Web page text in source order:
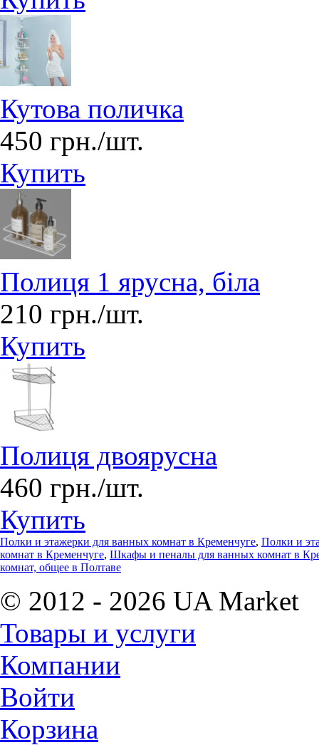
Кутова поличка
450 грн./шт.
Купить
Полиця 1 ярусна, біла
210 грн./шт.
Купить
Полиця двоярусна
460 грн./шт.
Купить
Полки и этажерки для ванных комнат в Кременчуге, Полки и
комнат в Кременчуге, Шкафы и пеналы для ванных комнат в
комнат, общее в Полтаве
© 2012 - 2026 UA Market
Товары и услуги
Компании
Войти
Корзина